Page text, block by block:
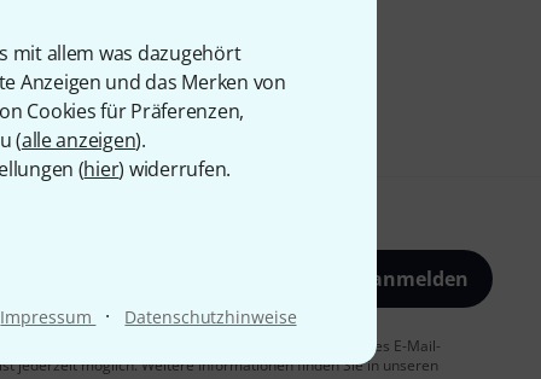
mit allem was dazugehört
Anzeigen und das Merken von
Cookies für Präferenzen,
(alle anzeigen).
(hier) widerrufen.
Impressum · Datenschutzhinweise
Jetzt anmelden
dem Erhalt von E-Mail-Werbung und einer Messung des E-Mail-
jederzeit möglich. Weitere Informationen finden Sie in unseren